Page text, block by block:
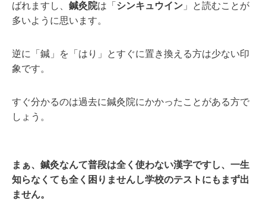
ばれますし、 鍼灸院は「 シンキュウイン 」と読むことが
多いように思います。
逆に「鍼」を「はり」とすぐに置き換える方は少ない印
象です。
すぐ分かるのは過去に鍼灸院にかかったことがある方で
しょう。
まぁ、鍼灸なんて普段は全く使わない漢字ですし、一生
知らなくても全く困りませんし学校のテストにもまず出
ません。